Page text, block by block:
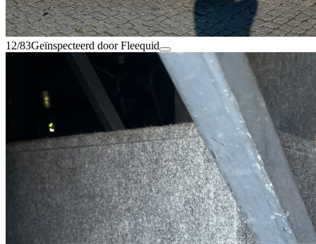
12/83Geïnspecteerd door Fleequid